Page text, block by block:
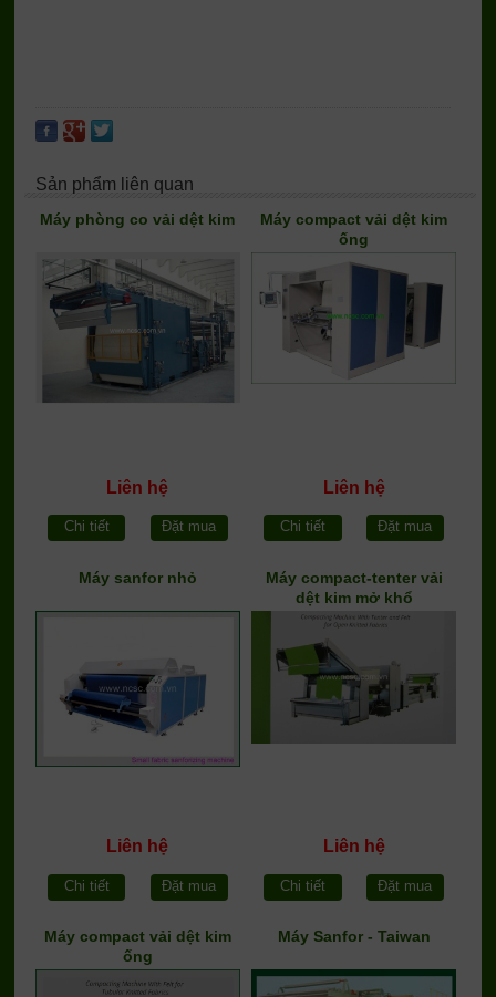
Sản phẩm liên quan
Máy phòng co vải dệt kim
Liên hệ
Chi tiết Đặt mua
Máy compact vải dệt kim
ống
Liên hệ
Chi tiết Đặt mua
Máy sanfor nhỏ
Liên hệ
Chi tiết Đặt mua
Máy compact-tenter vải
dệt kim mở khổ
Liên hệ
Chi tiết Đặt mua
Máy compact vải dệt kim
ống
Máy Sanfor - Taiwan